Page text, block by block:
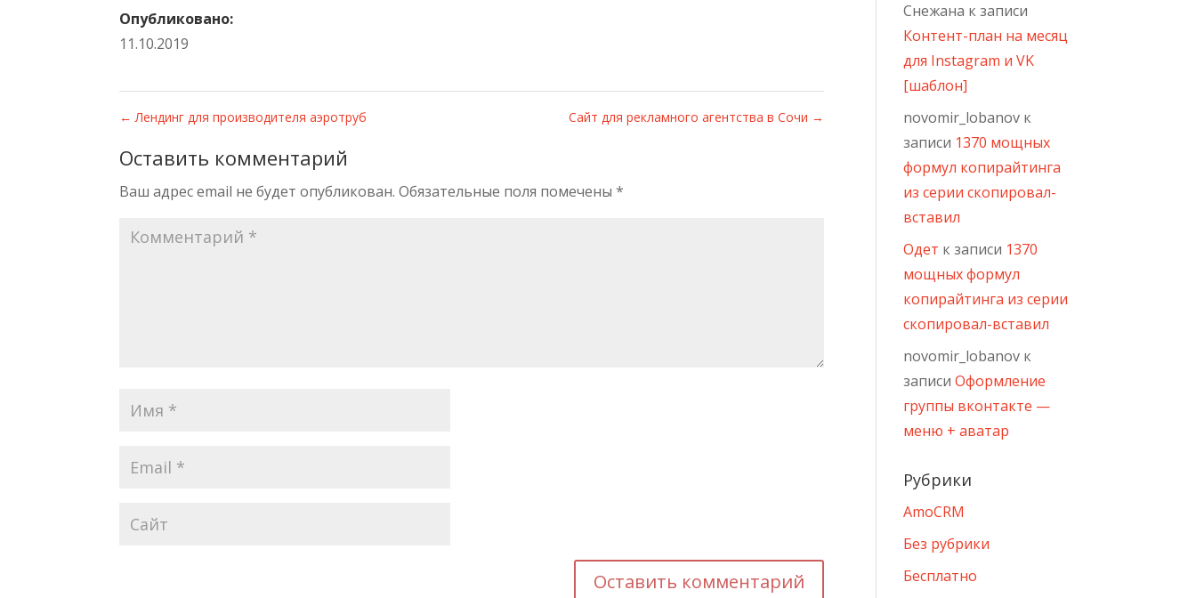
Опубликовано:
11.10.2019
← Лендинг для производителя аэротруб Сайт для рекламного агентства в Сочи →
Оставить комментарий
Ваш адрес email не будет опубликован. Обязательные поля помечены*
Снежана к записи
Контент-план на месяц
для Instagram и VK
[шаблон]
novomir_lobanov к
записи 1370 мощных
формул копирайтинга
из серии скопировал-
вставил
Одет к записи 1370
мощных формул
копирайтинга из серии
скопировал-вставил
novomir_lobanov к
записиОформление
группы вконтакте —
меню + аватар
Рубрики
AmoCRM
Без рубрики
Бесплатно